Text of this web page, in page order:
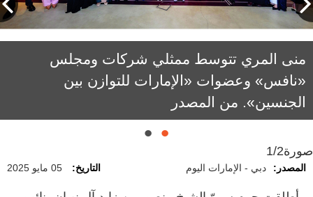
منى المري تتوسط ممثلي شركات ومجلس
«نافس» وعضوات «الإمارات للتوازن بين
الجنسين». من المصدر
صورة1/2
المصدر: دبي - الإمارات اليوم التاريخ: 05 مايو 2025